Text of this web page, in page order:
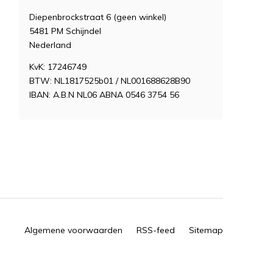
Diepenbrockstraat 6 (geen winkel)
5481 PM Schijndel
Nederland
KvK: 17246749
BTW: NL1817525b01 / NL001688628B90
IBAN: A.B.N NL06 ABNA 0546 3754 56
Algemene voorwaarden RSS-feed Sitemap